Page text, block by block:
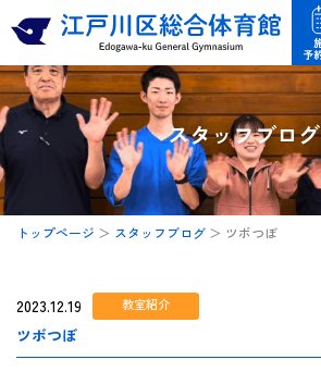
を
ス
キ
プ
スタッフブログ
トップページ ＞ スタッフブログ ＞ ツボつぼ
2023.12.19 教室紹介
ツボつぼ